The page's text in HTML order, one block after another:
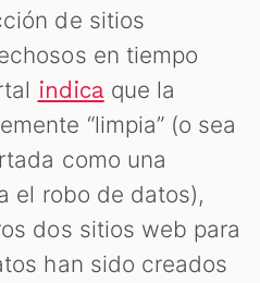
de sitios
en tiempo
indicaque la
“limpia” (o sea
como una
el robo de datos),
dos sitios web para
han sido creados